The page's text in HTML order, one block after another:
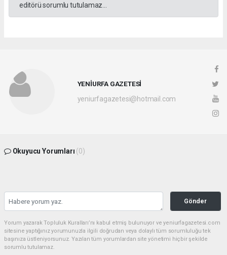
editörü sorumlu tutulamaz...
YENİURFA GAZETESİ
yeniurfagazetesi@hotmail.com
Okuyucu Yorumları (0)
Gönder
Yorum yazarak Topluluk Kuralları’nı kabul etmiş bulunuyor ve yeniurfagazetesi.com
sitesine yaptığınız yorumunuzla ilgili doğrudan veya dolaylı tüm sorumluluğu tek
başınıza üstleniyorsunuz. Yazılan tüm yorumlardan site yönetimi hiçbir şekilde
sorumlu tutulamaz.